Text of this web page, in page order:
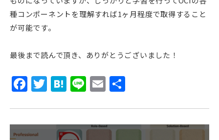
種コンポーネントを理解すれば1ヶ月程度で取得すること
が可能です。
最後まで読んで頂き、ありがとうございました！
Facebook
Twitter
Hatena
LineEmail